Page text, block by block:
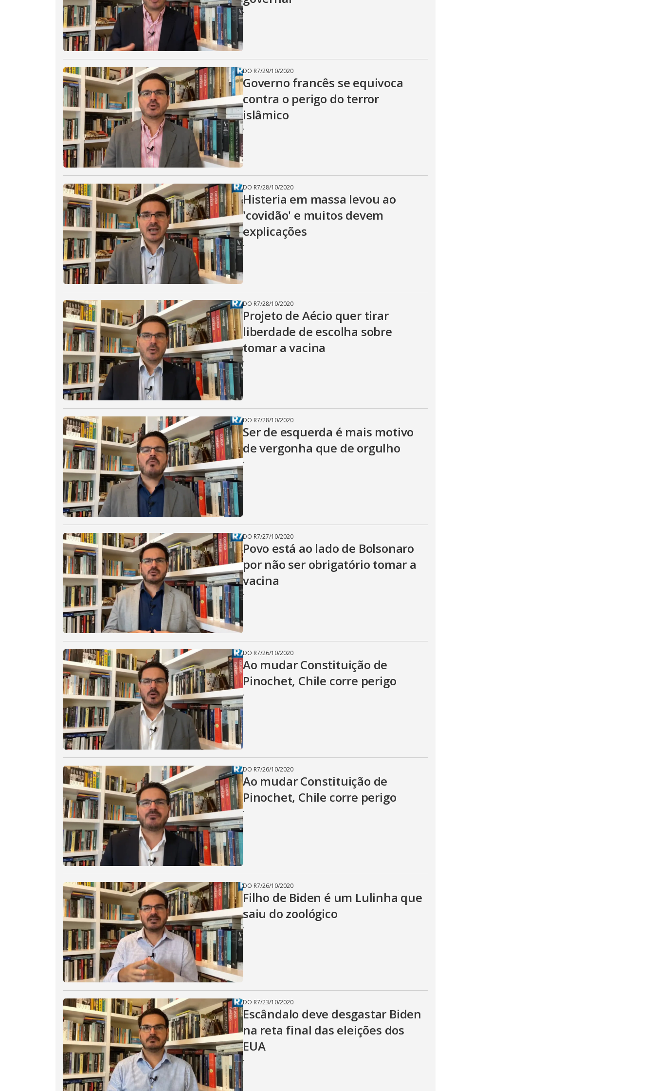
i
d
e
o
.
DO R7/29/10/2020
Governo francês se equivoca
contra o perigo do terror
islâmico
.
DO R7/28/10/2020
Histeria em massa levou ao
'covidão' e muitos devem
explicações
.
DO R7/28/10/2020
Projeto de Aécio quer tirar
liberdade de escolha sobre
tomar a vacina
.
DO R7/28/10/2020
Ser de esquerda é mais motivo
de vergonha que de orgulho
.
DO R7/27/10/2020
Povo está ao lado de Bolsonaro
por não ser obrigatório tomar a
vacina
.
DO R7/26/10/2020
Ao mudar Constituição de
Pinochet, Chile corre perigo
.
DO R7/26/10/2020
Ao mudar Constituição de
Pinochet, Chile corre perigo
.
DO R7/26/10/2020
Filho de Biden é um Lulinha que
saiu do zoológico
.
DO R7/23/10/2020
Escândalo deve desgastar Biden
na reta final das eleições dos
EUA
.